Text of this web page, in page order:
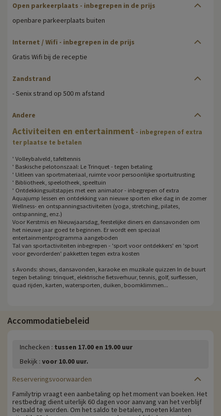
Open parkeerplaats - inbegrepen in de prijs
openbare parkeerplaats buiten
Internet / Wifi - inbegrepen in de prijs
Gratis Wifi bij de receptie
Zandstrand
- Senix strand op 500 m afstand
Andere
Activiteiten en entertainment - inbegrepen of extra
ter plaatse te betalen
' Volleybalveld, tafeltennis
' Baskische pelotonszaal: Le Trinquet - tegen betaling
' Uitleen van sportmateriaal, ruimte voor persoonlijke sportuitrusting
' Bibliotheek, speelotheek, speeltuin
' Ontdekkingsuitstapjes met een animator - inbegrepen of extra
Aquajump lessen en ontdekking van nieuwe sporten elke dag in de zomer
Wellness- en ontspanningsactiviteiten (yoga, stretching, pilates,
ontspanning, enz.)
Voor Kerstmis en Nieuwjaarsdag, feestelijke diners en dansavonden om
het nieuwe jaar goed te beginnen. Er wordt een speciaal
entertainmentprogramma aangeboden
Tal van sportactiviteiten inbegrepen - 'sport voor ontdekkers' en 'sport
voor gevorderden' pakketten tegen extra kosten
s Avonds: shows, dansavonden, karaoke en muzikale quizzen In de buurt
tegen betaling: trinquet, elektrische fietsverhuur, tennis, golf, surflessen,
quad rijden, karten, watersporten, duiken, boomklimmen...
Accommodatiebeleid
Inchecken : tussen 17.00 en 19.00 uur
Bekijk : voor 10.00 uur.
Reserveringsvoorwaarden
Familytrip vraagt een aanbetaling op het moment van boeken. Het
restbedrag dient uiterlijk 60 dagen voor aanvang van het verblijf
betaald te worden. Om het saldo te betalen, moeten klanten